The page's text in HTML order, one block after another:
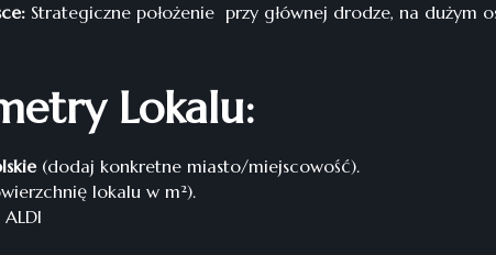
Strategiczne położenie przy głównej drodze, na dużym
Lokalu:
(dodaj konkretne miasto/miejscowość).
lokalu w m²).